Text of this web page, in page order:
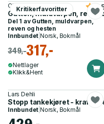
Kritikerfavoritter
Charlie Mackesy
Gutten, muldvarpen, reven
Del 1 av Gutten, muldvarpen,
reven og hesten
Innbundet |Norsk, Bokmål
349,-317,-
Nettlager
Klikk&Hent
Lars Dehli
Stopp tankekjøret -
Innbundet |Norsk, Bokmål